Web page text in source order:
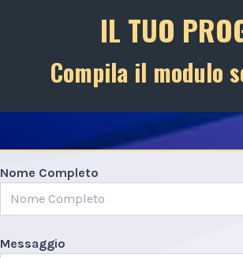
IL TUO
Compila il modulo
Nome Completo
Messaggio